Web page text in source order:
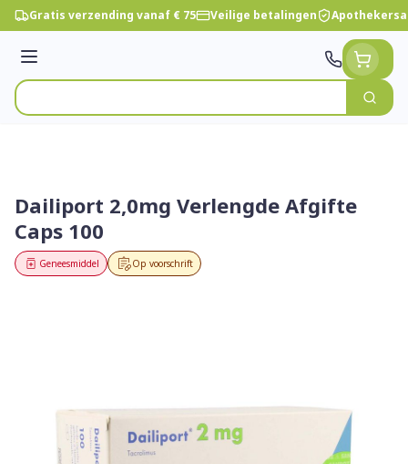
Ga naar de inhoud
Gratis verzending vanaf € 75 Veilige betalingen
Menu
Product, merk, categorie...
Zoek
Dailiport 2,0mg Verlengde Afgifte
Caps 100
Op voorschrift
Geneesmiddel